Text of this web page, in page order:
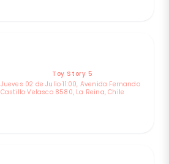
Toy Story 5
Jueves 02 de Julio 11:00, Avenida Fernando
Castillo Velasco 8580, La Reina, Chile